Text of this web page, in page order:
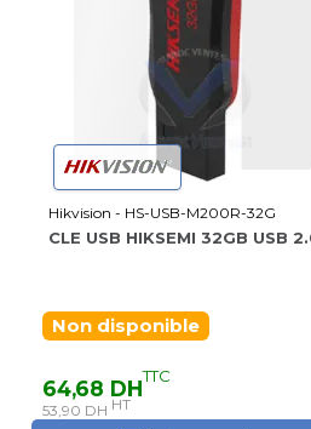
Hikvision - HS-USB-M200R-32G
CLE USB HIKSEMI 32GB USB
Non disponible
64,68 DHTTC
53,90 DH HT